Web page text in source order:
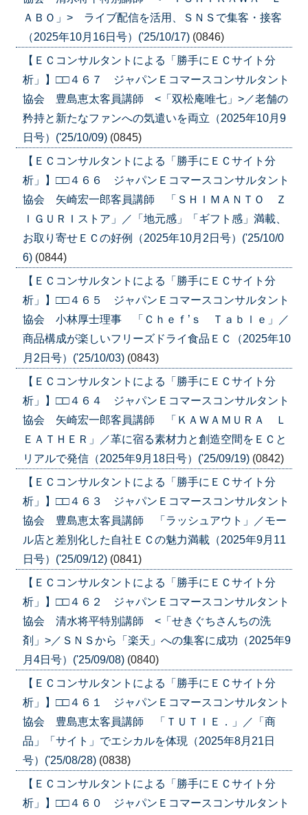
ＡＢＯ」> ライブ配信を活用、ＳＮＳで集客・接客
（2025年10月16日号）('25/10/17) (0846)
【ＥＣコンサルタントによる「勝手にＥＣサイト分
析」】□□４６７ ジャパンＥコマースコンサルタント
協会 豊島恵太客員講師 <「双松庵唯七」>／老舗の
矜持と新たなファンへの気遣いを両立（2025年10月9
日号）('25/10/09) (0845)
【ＥＣコンサルタントによる「勝手にＥＣサイト分
析」】□□４６６ ジャパンＥコマースコンサルタント
協会 矢崎宏一郎客員講師 「ＳＨＩＭＡＮＴＯ Ｚ
ＩＧＵＲＩストア」／「地元感」「ギフト感」満載、
お取り寄せＥＣの好例（2025年10月2日号）('25/10/0
6) (0844)
【ＥＣコンサルタントによる「勝手にＥＣサイト分
析」】□□４６５ ジャパンＥコマースコンサルタント
協会 小林厚士理事 「Ｃｈｅｆ’ｓ Ｔａｂｌｅ」／
商品構成が楽しいフリーズドライ食品ＥＣ（2025年10
月2日号）('25/10/03) (0843)
【ＥＣコンサルタントによる「勝手にＥＣサイト分
析」】□□４６４ ジャパンＥコマースコンサルタント
協会 矢崎宏一郎客員講師 「ＫＡＷＡＭＵＲＡ Ｌ
ＥＡＴＨＥＲ」／革に宿る素材力と創造空間をＥＣと
リアルで発信（2025年9月18日号）('25/09/19) (0842)
【ＥＣコンサルタントによる「勝手にＥＣサイト分
析」】□□４６３ ジャパンＥコマースコンサルタント
協会 豊島恵太客員講師 「ラッシュアウト」／モー
ル店と差別化した自社ＥＣの魅力満載（2025年9月11
日号）('25/09/12) (0841)
【ＥＣコンサルタントによる「勝手にＥＣサイト分
析」】□□４６２ ジャパンＥコマースコンサルタント
協会 清水将平特別講師 <「せきぐちさんちの洗
剤」>／ＳＮＳから「楽天」への集客に成功（2025年9
月4日号）('25/09/08) (0840)
【ＥＣコンサルタントによる「勝手にＥＣサイト分
析」】□□４６１ ジャパンＥコマースコンサルタント
協会 豊島恵太客員講師 「ＴＵＴＩＥ．」／「商
品」「サイト」でエシカルを体現（2025年8月21日
号）('25/08/28) (0838)
【ＥＣコンサルタントによる「勝手にＥＣサイト分
析」】□□４６０ ジャパンＥコマースコンサルタント